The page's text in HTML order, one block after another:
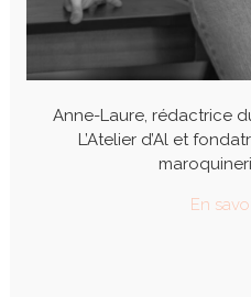
Anne-Laure, rédactrice
L’Atelier d’Al et
En